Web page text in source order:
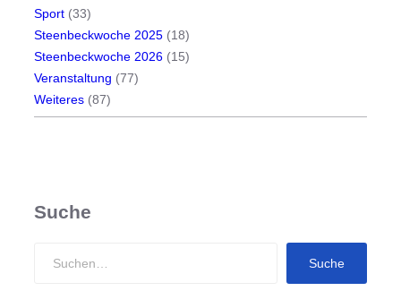
Sport (33)
Steenbeckwoche 2025 (18)
Steenbeckwoche 2026 (15)
Veranstaltung (77)
Weiteres (87)
Suche
Suche